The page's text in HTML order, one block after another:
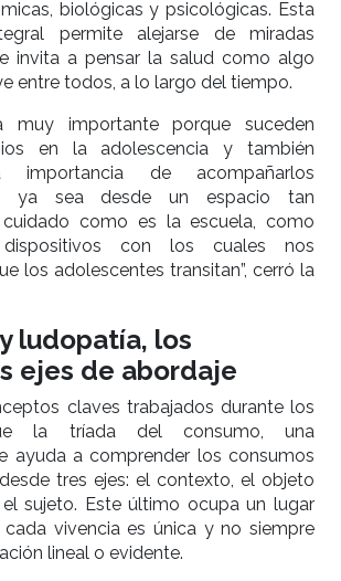
biológicas y psicológicas. Esta
permite alejarse de miradas
invita a pensar la salud como algo
entre todos, a lo largo del tiempo.
muy importante porque suceden
en la adolescencia y también
importancia de acompañarlos
ya sea desde un espacio tan
como es la escuela, como
con los cuales nos
los adolescentes transitan”, cerró la
ludopatía, los
ejes de abordaje
claves trabajados durante los
la tríada del consumo, una
ayuda a comprender los consumos
tres ejes: el contexto, el objeto
sujeto. Este último ocupa un lugar
vivencia es única y no siempre
lineal o evidente.